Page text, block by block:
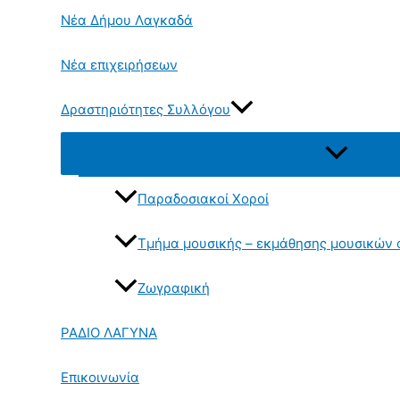
Νέα Δήμου Λαγκαδά
Νέα επιχειρήσεων
Δραστηριότητες Συλλόγου
Εναλλαγή
μενού
Παραδοσιακοί Χοροί
Τμήμα μουσικής – εκμάθησης μουσικών
Ζωγραφική
ΡΑΔΙΟ ΛΑΓΥΝΑ
Επικοινωνία